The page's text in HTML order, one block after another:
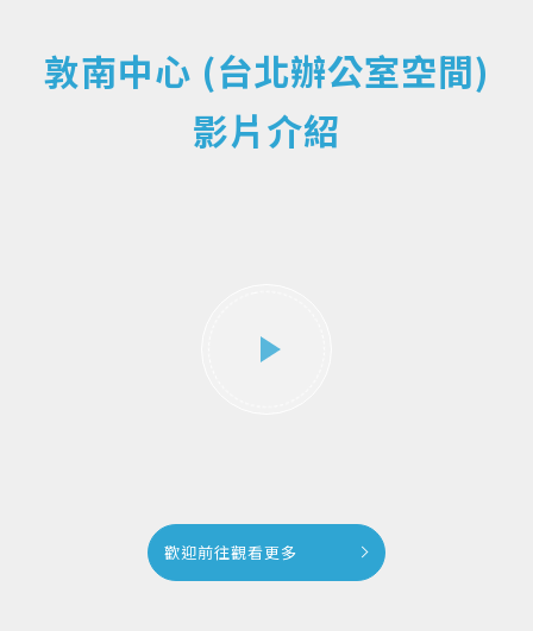
敦南中心 (台北辦公室空間)
影片介紹
歡迎前往觀看更多